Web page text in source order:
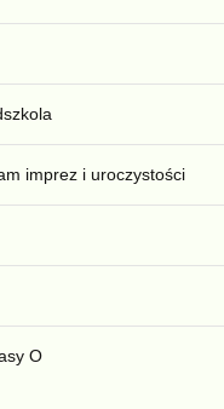
imprez i uroczystości
O